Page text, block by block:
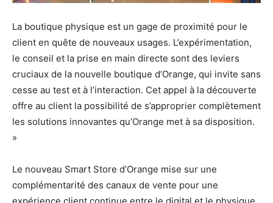
La boutique physique est un gage de proximité pour le
client en quête de nouveaux usages. L’expérimentation,
le conseil et la prise en main directe sont des leviers
cruciaux de la nouvelle boutique d’Orange, qui invite sans
cesse au test et à l’interaction. Cet appel à la découverte
offre au client la possibilité de s’approprier complètement
les solutions innovantes qu’Orange met à sa disposition.
»
Le nouveau Smart Store d’Orange mise sur une
complémentarité des canaux de vente pour une
expérience client continue entre le digital et le physique,